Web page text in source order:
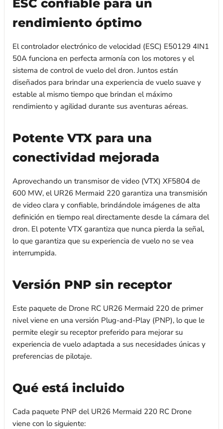
ESC confiable para un
rendimiento óptimo
El controlador electrónico de velocidad (ESC) E50129 4IN1
50A funciona en perfecta armonía con los motores y el
sistema de control de vuelo del dron. Juntos están
diseñados para brindar una experiencia de vuelo suave y
estable al mismo tiempo que brindan el máximo
rendimiento y agilidad durante sus aventuras aéreas.
Potente VTX para una
conectividad mejorada
Aprovechando un transmisor de video (VTX) XF5804 de
600 MW, el UR26 Mermaid 220 garantiza una transmisión
de video clara y confiable, brindándole imágenes de alta
definición en tiempo real directamente desde la cámara del
dron. El potente VTX garantiza que nunca pierda la señal,
lo que garantiza que su experiencia de vuelo no se vea
interrumpida.
Versión PNP sin receptor
Este paquete de Drone RC UR26 Mermaid 220 de primer
nivel viene en una versión Plug-and-Play (PNP), lo que le
permite elegir su receptor preferido para mejorar su
experiencia de vuelo adaptada a sus necesidades únicas y
preferencias de pilotaje.
Qué está incluido
Cada paquete PNP del UR26 Mermaid 220 RC Drone
viene con lo siguiente: